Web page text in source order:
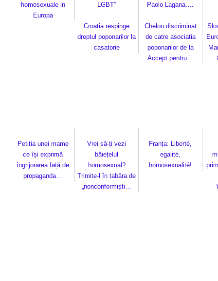
homosexuale in
Europa
LGBT”
Paolo Lagana.…
Croatia respinge
dreptul poponarilor la
casatorie
Cheloo discriminat
de catre asociatia
poponarilor de la
Accept pentru…
Petitia unei mame
ce își exprimă
îngrijorarea față de
propaganda…
Vrei să-ți vezi
băiețelul
homosexual?
Trimite-l în tabăra de
„nonconformiști…
Franța: Liberté,
egalité,
homosexualité!